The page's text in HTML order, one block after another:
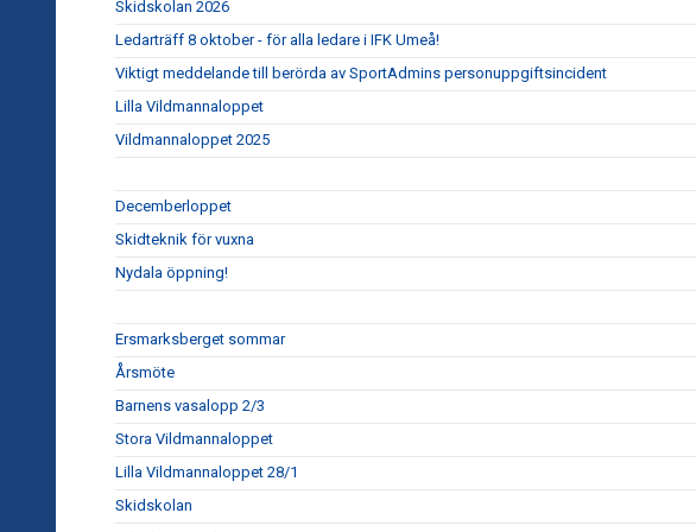
Skidskolan 2026
Ledarträff 8 oktober - för alla ledare i IFK Umeå!
Viktigt meddelande till berörda av SportAdmins personuppgiftsincident
Lilla Vildmannaloppet
Vildmannaloppet 2025
Decemberloppet
Skidteknik för vuxna
Nydala öppning!
Ersmarksberget sommar
Årsmöte
Barnens vasalopp 2/3
Stora Vildmannaloppet
Lilla Vildmannaloppet 28/1
Skidskolan